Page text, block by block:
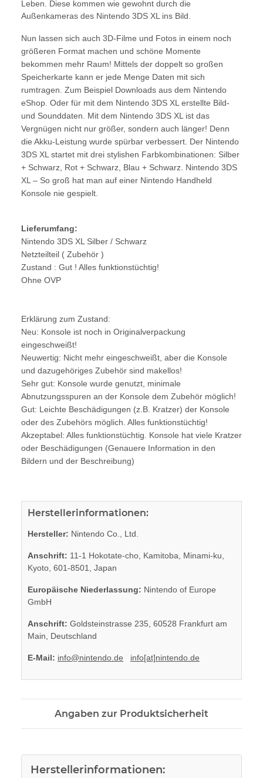
Leben. Diese kommen wie gewohnt durch die
Außenkameras des Nintendo 3DS XL ins Bild.
Nun lassen sich auch 3D-Filme und Fotos in einem noch
größeren Format machen und schöne Momente
bekommen mehr Raum! Mittels der doppelt so großen
Speicherkarte kann er jede Menge Daten mit sich
rumtragen. Zum Beispiel Downloads aus dem Nintendo
eShop. Oder für mit dem Nintendo 3DS XL erstellte Bild-
und Sounddaten. Mit dem Nintendo 3DS XL ist das
Vergnügen nicht nur größer, sondern auch länger! Denn
die Akku-Leistung wurde spürbar verbessert. Der Nintendo
3DS XL startet mit drei stylishen Farbkombinationen: Silber
+ Schwarz, Rot + Schwarz, Blau + Schwarz. Nintendo 3DS
XL – So groß hat man auf einer Nintendo Handheld
Konsole nie gespielt.
Lieferumfang:
Nintendo 3DS XL Silber / Schwarz
Netzteilteil ( Zubehör )
Zustand : Gut ! Alles funktionstüchtig!
Ohne OVP
Erklärung zum Zustand:
Neu: Konsole ist noch in Originalverpackung
eingeschweißt!
Neuwertig: Nicht mehr eingeschweißt, aber die Konsole
und dazugehöriges Zubehör sind makellos!
Sehr gut: Konsole wurde genutzt, minimale
Abnutzungsspuren an der Konsole dem Zubehör möglich!
Gut: Leichte Beschädigungen (z.B. Kratzer) der Konsole
oder des Zubehörs möglich. Alles funktionstüchtig!
Akzeptabel: Alles funktionstüchtig. Konsole hat viele Kratzer
oder Beschädigungen (Genauere Information in den
Bildern und der Beschreibung)
Herstellerinformationen:
Hersteller: Nintendo Co., Ltd.
Anschrift: 11-1 Hokotate-cho, Kamitoba, Minami-ku,
Kyoto, 601-8501, Japan
Europäische Niederlassung: Nintendo of Europe
GmbH
Anschrift: Goldsteinstrasse 235, 60528 Frankfurt am
Main, Deutschland
E-Mail: info@nintendo.de info[at]nintendo.de
Angaben zur Produktsicherheit
Herstellerinformationen: